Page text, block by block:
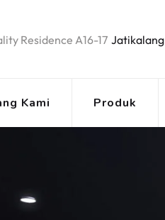
Residence A16-17
Kami Produk